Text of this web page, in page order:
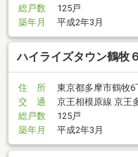
総戸数
125戸
築年月
平成2年3月
ハイライズタウン鶴牧
住 所
東京都多摩市鶴牧6
交 通
京王相模原線 京王
総戸数
125戸
築年月
平成2年3月